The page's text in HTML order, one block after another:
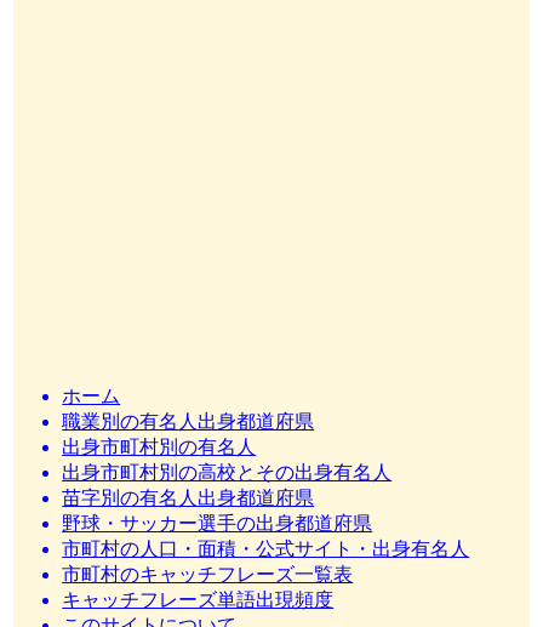
ホーム
職業別の有名人出身都道府県
出身市町村別の有名人
出身市町村別の高校とその出身有名人
苗字別の有名人出身都道府県
野球・サッカー選手の出身都道府県
市町村の人口・面積・公式サイト・出身有名人
市町村のキャッチフレーズ一覧表
キャッチフレーズ単語出現頻度